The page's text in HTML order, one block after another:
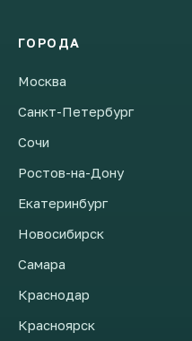
ГОРОДА
Москва
Санкт-Петербург
Сочи
Ростов-на-Дону
Екатеринбург
Новосибирск
Самара
Краснодар
Красноярск